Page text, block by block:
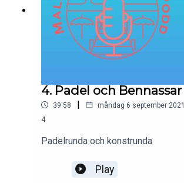
4. Padel och Bennassar
39:58 | måndag 6 september 2021
4
Padelrunda och konstrunda
Play